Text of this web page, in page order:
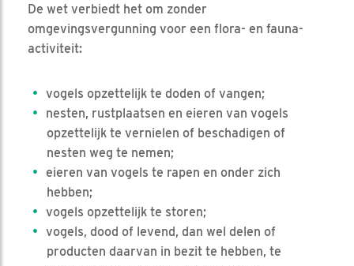
De wet verbiedt het om zonder
omgevingsvergunning voor een flora- en fauna-
activiteit:
vogels opzettelijk te doden of vangen;
nesten, rustplaatsen en eieren van vogels
opzettelijk te vernielen of beschadigen of
nesten weg te nemen;
eieren van vogels te rapen en onder zich
hebben;
vogels opzettelijk te storen;
vogels, dood of levend, dan wel delen of
producten daarvan in bezit te hebben, te